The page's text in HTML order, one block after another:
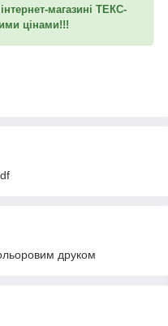
магазині ТЕКС-
цінами!!!
друком